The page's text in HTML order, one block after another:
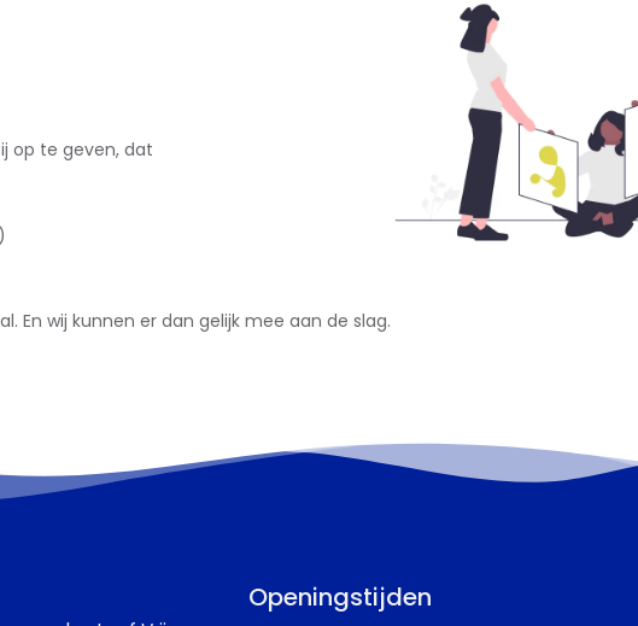
op te geven, dat
En wij kunnen er dan gelijk mee aan de slag.
Openingstijden